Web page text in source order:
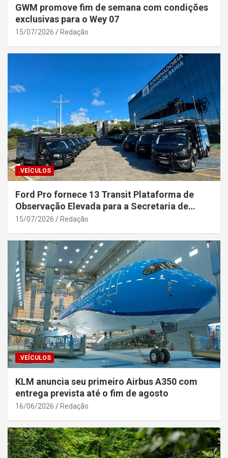
GWM promove fim de semana com condições
exclusivas para o Wey 07
15/07/2026 Redação
.VEÍCULOS
Ford Pro fornece 13 Transit Plataforma de
Observação Elevada para a Secretaria de
Segurança Pública da Bahia
15/07/2026 Redação
.VEÍCULOS
KLM anuncia seu primeiro Airbus A350 com
entrega prevista até o fim de agosto
16/06/2026 Redação